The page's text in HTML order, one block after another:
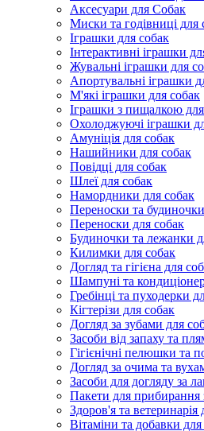
Аксесуари для Собак
Миски та годівниці для
Іграшки для собак
Інтерактивні іграшки
Жувальні іграшки для
Апортувальні іграшки
М'які іграшки для собак
Іграшки з пищалкою
Охолоджуючі іграшки
Амуніція для собак
Нашийники для собак
Повідці для собак
Шлеї для собак
Намордники для собак
Переноски та
Переноски для собак
Будиночки та лежанки
Килимки для собак
Догляд та гігієна для
Шампуні та
Гребінці та пуходерки
Кігтерізи для собак
Догляд за зубами для
Засоби від запаху та
Гігієнічні пелюшки та
Догляд за очима та
Засоби для догляду за
Пакети для прибирання
Здоров'я та ветеринарія
Вітаміни та добавки